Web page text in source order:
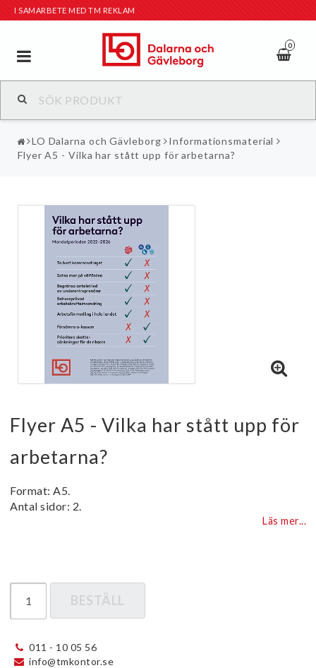
I SAMARBETE MED TM REKLAM
0
Toggle
navigation
LO Dalarna och Gävleborg
Informationsmaterial
Flyer A5 - Vilka har stått upp för arbetarna?
Flyer A5 - Vilka har stått upp för
arbetarna?
Format: A5.
Antal sidor: 2.
Läs mer...
BESTÄLL
011 - 10 05 56
info@tmkontor.se